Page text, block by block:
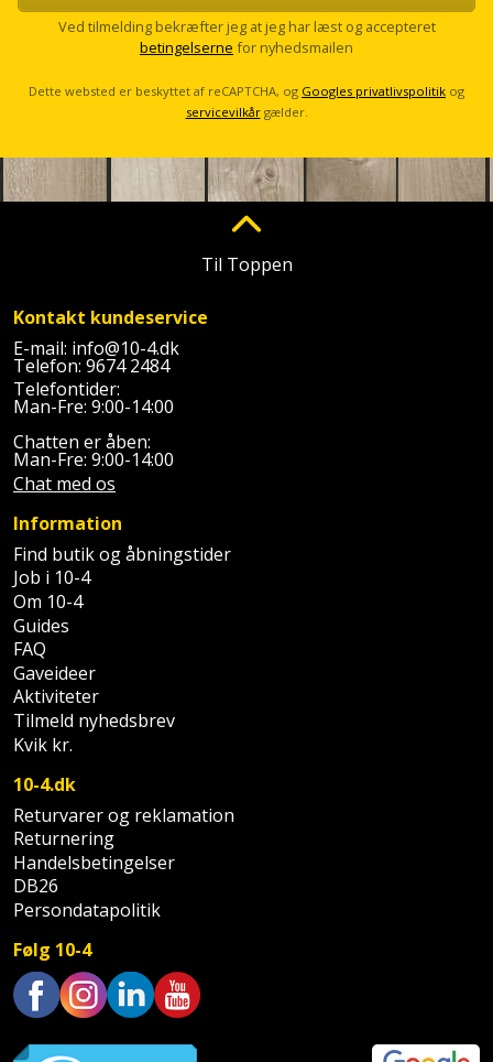
Vinduer
WinWin
Saks
Savklinge
Skruetrækker
Skruetvinge
Slibeartikler
Smøring
og
rustopløser
Soldater
støtte
og
teleskopstøtte
Stålbørste
Stemmejern
Stige
Stillads
Tænger
Tagpapbrænder
Tapetværktøj
Klippeværktøj
Lader
Linjelaser
Loddekolbe
Luftværktøj
Måleinstrumenter
Malersprøjte
Mejselhammer
Multicutter
Multicuttertilbehør
Multisliber
Nedbrydningshammer
Overfræser
Overfræsertilbehør
Polermaskine
Rillefræser
Køkkenudstyr
Merchandise
Personlig
pleje
Plantekasser
Postkasse
Postkassestander
Prepping
Presenning
Redskabsskur
Rengøring
Shelter
Sikkerhed
i
hjemmet
Skadedyrsbekæmpelse
Skraldespandsskjuler
Skydelåge
o
Ved tilmelding bekræfter jeg at jeg har læst og accepteret
betingelserne for nyhedsmailen
Dette websted er beskyttet af reCAPTCHA, og Googles privatlivspolitik og
servicevilkårgælder.
Til Toppen
Kontakt kundeservice
E-mail: info@10-4.dk
Telefon: 9674 2484
Telefontider:
Man-Fre: 9:00-14:00
Chatten er åben:
Man-Fre: 9:00-14:00
Chat med os
Information
Find butik og åbningstider
Job i 10-4
Om 10-4
Guides
FAQ
Gaveideer
Aktiviteter
Tilmeld nyhedsbrev
Kvik kr.
10-4.dk
Returvarer og reklamation
Returnering
Handelsbetingelser
DB26
Persondatapolitik
Følg 10-4